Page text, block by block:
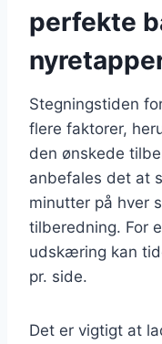
perfekte
Stegningstiden
flere faktorer,
den ønskede
anbefales det at
minutter på hver
tilberedning. For
udskæring kan
pr. side.
Det er vigtigt at